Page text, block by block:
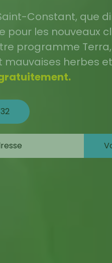
Constant, que
pour les nouveaux
programme
mauvaises herbes